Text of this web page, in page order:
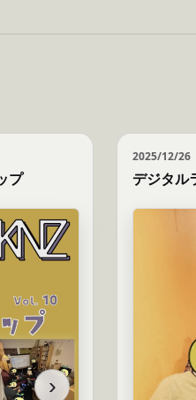
プ
›
2025/12/26
デジタル